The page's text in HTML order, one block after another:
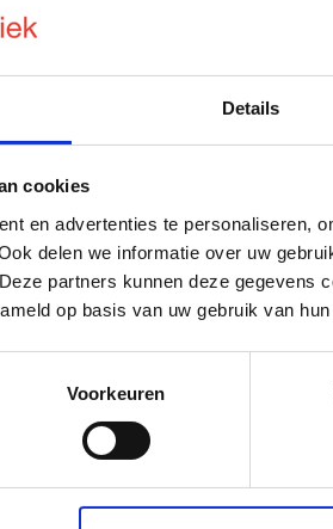
Details
cookies
en advertenties te personaliseren,
delen we informatie over uw
partners kunnen deze gegevens
op basis van uw gebruik van
Voorkeuren